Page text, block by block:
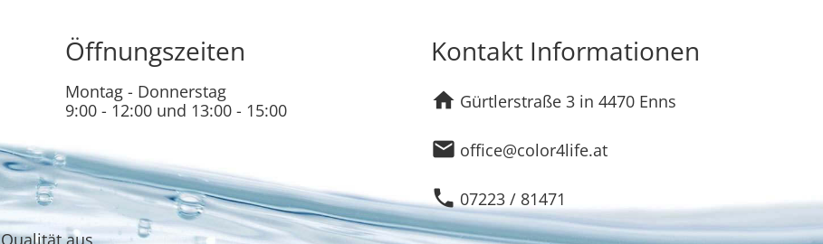
Öffnungszeiten
Montag - Donnerstag
9:00 - 12:00 und 13:00 - 15:00
Kontakt Informationen
home Gürtlerstraße 3 in 4470 Enns
email office@color4life.at
phone 07223 / 81471